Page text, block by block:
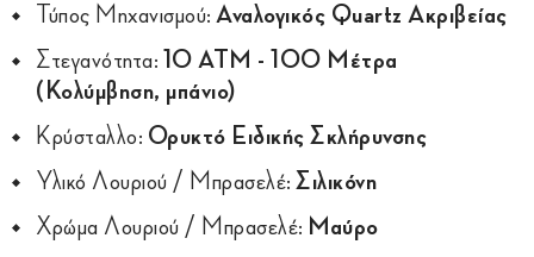
Τύπος Μηχανισμού: Αναλογικός Quartz Ακριβείας
Στεγανότητα: 10 ATM - 100 Μέτρα
(Κολύμβηση, μπάνιο)
Κρύσταλλο: Ορυκτό Ειδικής Σκλήρυνσης
Υλικό Λουριού / Μπρασελέ: Σιλικόνη
Χρώμα Λουριού / Μπρασελέ: Μαύρο